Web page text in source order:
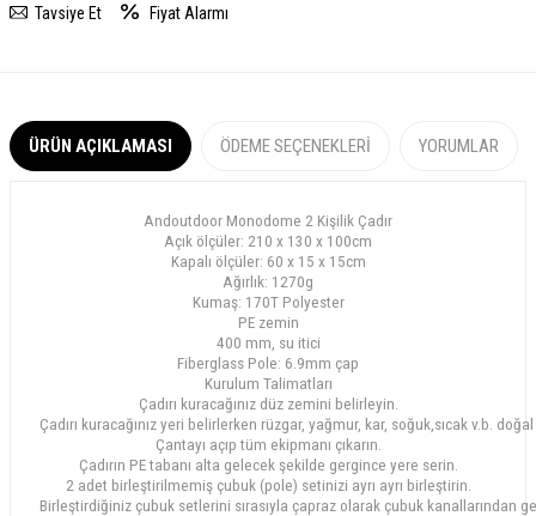
Tavsiye Et Fiyat Alarmı
ÜRÜN AÇIKLAMASI ÖDEME SEÇENEKLERI YORUMLAR
Andoutdoor Monodome 2 Kişilik Çadır
Açık ölçüler: 210 x 130 x 100cm
Kapalı ölçüler: 60 x 15 x 15cm
Ağırlık: 1270g
Kumaş: 170T Polyester
PE zemin
400 mm, su itici
Fiberglass Pole: 6.9mm çap
Kurulum Talimatları
Çadırı kuracağınız düz zemini belirleyin.
Çadırı kuracağınız yeri belirlerken rüzgar, yağmur, kar, soğuk,sıcak v.b.
Çantayı açıp tüm ekipmanı çıkarın.
Çadırın PE tabanı alta gelecek şekilde gergince yere serin.
2 adet birleştirilmemiş çubuk (pole) setinizi ayrı ayrı birleştirin.
Birleştirdiğiniz çubuk setlerini sırasıyla çapraz olarak çubuk kanallarından